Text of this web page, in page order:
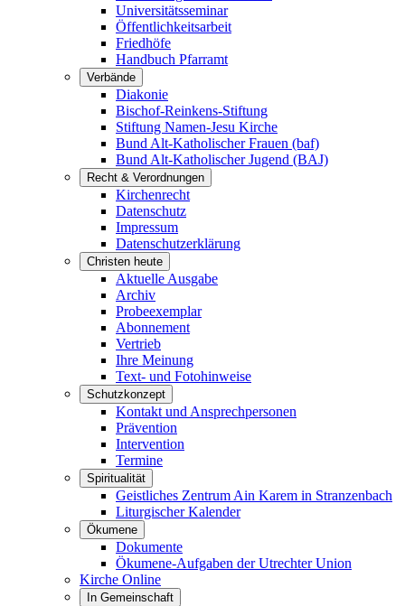
Universitätsseminar
Öffentlichkeitsarbeit
Friedhöfe
Handbuch Pfarramt
Verbände
Diakonie
Bischof-Reinkens-Stiftung
Stiftung Namen-Jesu Kirche
Bund Alt-Katholischer Frauen (baf)
Bund Alt-Katholischer Jugend (BAJ)
Recht & Verordnungen
Kirchenrecht
Datenschutz
Impressum
Datenschutzerklärung
Christen heute
Aktuelle Ausgabe
Archiv
Probeexemplar
Abonnement
Vertrieb
Ihre Meinung
Text- und Fotohinweise
Schutzkonzept
Kontakt und Ansprechpersonen
Prävention
Intervention
Termine
Spiritualität
Geistliches Zentrum Ain Karem in Stranzenbach
Liturgischer Kalender
Ökumene
Dokumente
Ökumene-Aufgaben der Utrechter Union
Kirche Online
In Gemeinschaft